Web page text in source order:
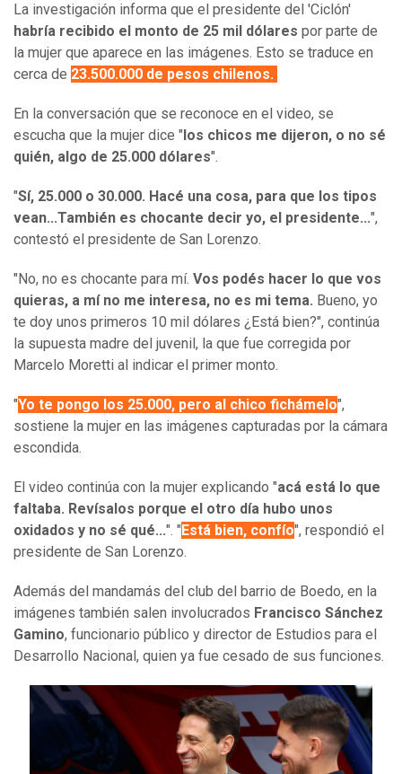
La investigación informa que el presidente del 'Ciclón'
habría recibido el monto de 25 mil dólares por parte de
la mujer que aparece en las imágenes. Esto se traduce en
cerca de 23.500.000 de pesos chilenos.
En la conversación que se reconoce en el video, se
escucha que la mujer dice " los chicos me dijeron, o no sé
quién, algo de 25.000 dólares".
"Sí, 25.000 o 30.000. Hacé una cosa, para que los tipos
vean...También es chocante decir yo, el presidente...",
contestó el presidente de San Lorenzo.
"No, no es chocante para mí. Vos podés hacer lo que vos
quieras, a mí no me interesa, no es mi tema. Bueno, yo
te doy unos primeros 10 mil dólares ¿Está bien?", continúa
la supuesta madre del juvenil, la que fue corregida por
Marcelo Moretti al indicar el primer monto.
"Yo te pongo los 25.000, pero al chico fichámelo",
sostiene la mujer en las imágenes capturadas por la cámara
escondida.
El video continúa con la mujer explicando "acá está lo que
faltaba. Revísalos porque el otro día hubo unos
oxidados y no sé qué...". " Está bien, confío", respondió el
presidente de San Lorenzo.
Además del mandamás del club del barrio de Boedo, en la
imágenes también salen involucrados Francisco Sánchez
Gamino, funcionario público y director de Estudios para el
Desarrollo Nacional, quien ya fue cesado de sus funciones.